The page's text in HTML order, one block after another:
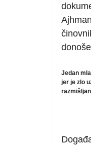
Jedan
jer je zlo